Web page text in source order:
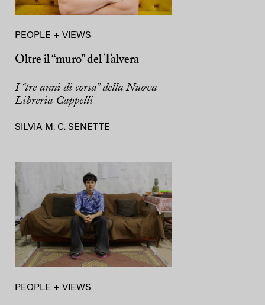
PEOPLE + VIEWS
Oltre il “muro” del Talvera
I “tre anni di corsa” della Nuova
Libreria Cappelli
SILVIA M. C. SENETTE
PEOPLE + VIEWS